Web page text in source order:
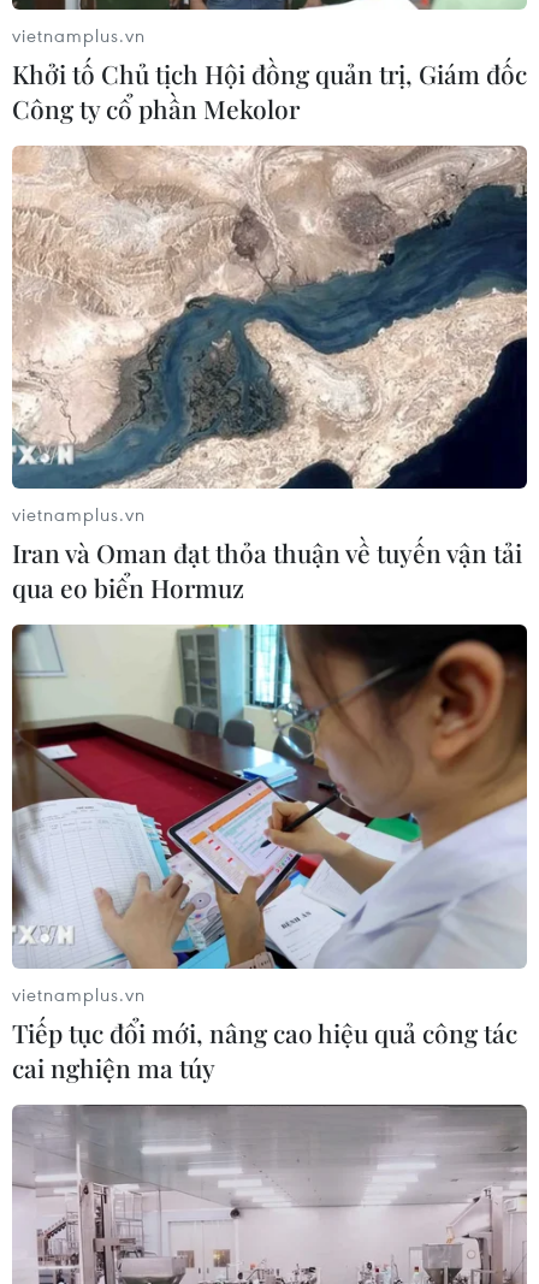
TIN CÙNG CHUYÊN MỤC
NAPAS và KiotViet hợp tác mở rộng
hệ sinh thái thanh toán VietQR
06/08/2026 14:03
vietnamplus.vn
Khởi tố Chủ tịch Hội đồng quản trị, Giám đốc
Công ty cổ phần Mekolor
vietnamplus.vn
Iran và Oman đạt thỏa thuận về tuyến vận tải
qua eo biển Hormuz
vietnamplus.vn
Tiếp tục đổi mới, nâng cao hiệu quả công tác
cai nghiện ma túy